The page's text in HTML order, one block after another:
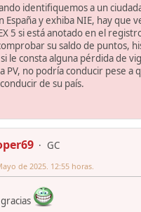
identifiquemos a un
España y exhiba NIE, hay que
5 si está anotado en el
su saldo de puntos,
le consta alguna pérdida de
PV, no podría conducir pese a
de su país.
GC
de 2025. 12:55 horas.